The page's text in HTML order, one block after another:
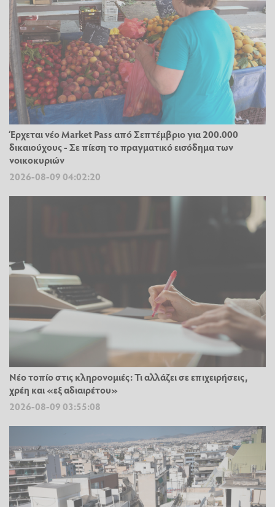
Έρχεται νέο Market Pass από Σεπτέμβριο για 200.000
δικαιούχους - Σε πίεση το πραγματικό εισόδημα των
νοικοκυριών
2026-08-09 04:02:20
Νέο τοπίο στις κληρονομιές: Τι αλλάζει σε επιχειρήσεις,
χρέη και «εξ αδιαιρέτου»
2026-08-09 03:55:08